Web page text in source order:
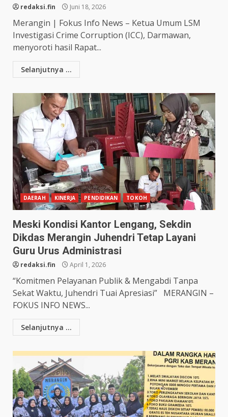
redaksi.fin Juni 18, 2026
Merangin | Fokus Info News – Ketua Umum LSM
Investigasi Crime Corruption (ICC), Darmawan,
menyoroti hasil Rapat...
Selanjutnya ...
DAERAH KINERJA PENDIDIKAN TOKOH
Meski Kondisi Kantor Lengang, Sekdin
Dikdas Merangin Juhendri Tetap Layani
Guru Urus Administrasi
redaksi.fin April 1, 2026
“Komitmen Pelayanan Publik & Mengabdi Tanpa
Sekat Waktu, Juhendri Tuai Apresiasi” MERANGIN –
FOKUS INFO NEWS...
Selanjutnya ...